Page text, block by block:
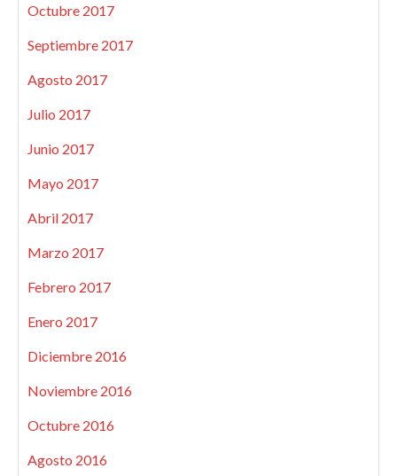
Octubre 2017
Septiembre 2017
Agosto 2017
Julio 2017
Junio 2017
Mayo 2017
Abril 2017
Marzo 2017
Febrero 2017
Enero 2017
Diciembre 2016
Noviembre 2016
Octubre 2016
Agosto 2016